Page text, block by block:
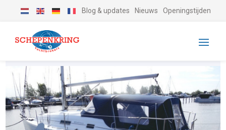
Blog & updates Nieuws Openingstijden